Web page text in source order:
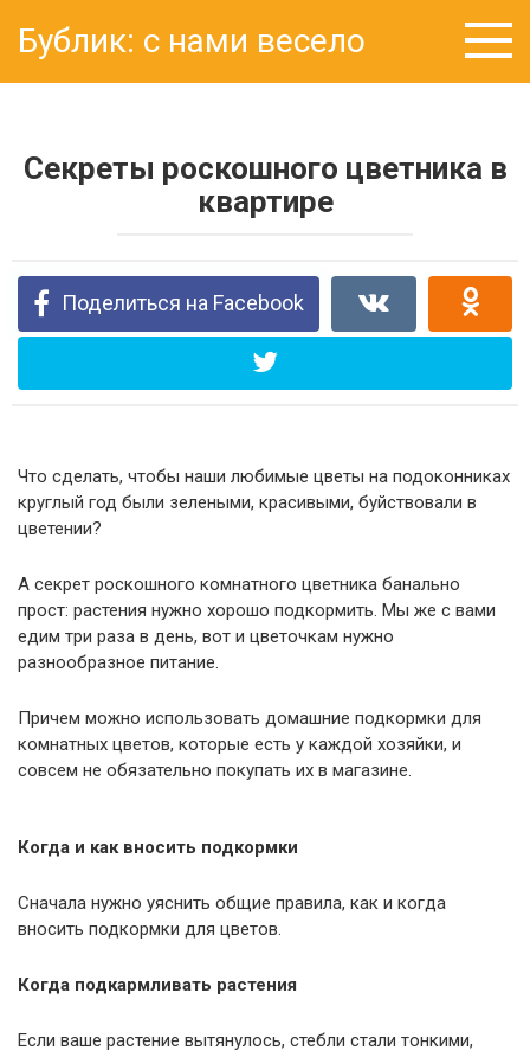
контенту
Бублик: с нами весело
Секреты роскошного цветника в
квартире
Поделиться на Facebook
Что сделать, чтобы наши любимые цветы на подоконниках
круглый год были зелеными, красивыми, буйствовали в
цветении?
А секрет роскошного комнатного цветника банально
прост: растения нужно хорошо подкормить. Мы же с вами
едим три раза в день, вот и цветочкам нужно
разнообразное питание.
Причем можно использовать домашние подкормки для
комнатных цветов, которые есть у каждой хозяйки, и
совсем не обязательно покупать их в магазине.
Когда и как вносить подкормки
Сначала нужно уяснить общие правила, как и когда
вносить подкормки для цветов.
Когда подкармливать растения
Если ваше растение вытянулось, стебли стали тонкими,